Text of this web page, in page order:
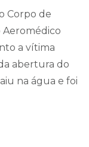
Corpo de
Aeromédico
a vítima
abertura do
na água e foi